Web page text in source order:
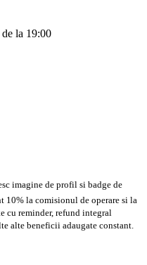
la 19:00
imagine de profil si badge de
10% la comisionul de operare si la
cu reminder, refund integral
alte beneficii adaugate constant.